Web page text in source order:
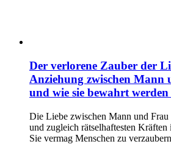
Der verlorene Zauber der
Anziehung zwischen Mann
und wie sie bewahrt
Die Liebe zwischen Mann und Frau
und zugleich rätselhaftesten
Sie vermag Menschen zu